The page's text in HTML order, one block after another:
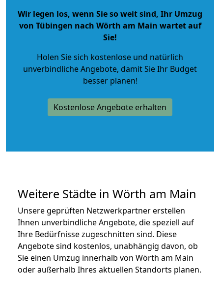
Wir legen los, wenn Sie so weit sind, Ihr Umzug
von Tübingen nach Wörth am Main wartet auf
Sie!
Holen Sie sich kostenlose und natürlich
unverbindliche Angebote, damit Sie Ihr Budget
besser planen!
Kostenlose Angebote erhalten
Weitere Städte in Wörth am Main
Unsere geprüften Netzwerkpartner erstellen
Ihnen unverbindliche Angebote, die speziell auf
Ihre Bedürfnisse zugeschnitten sind. Diese
Angebote sind kostenlos, unabhängig davon, ob
Sie einen Umzug innerhalb von Wörth am Main
oder außerhalb Ihres aktuellen Standorts planen.